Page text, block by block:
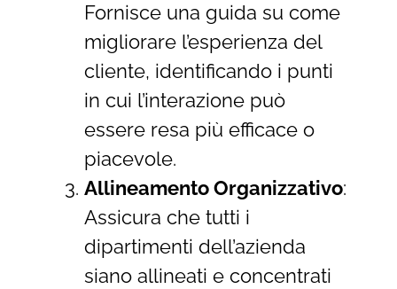
Fornisce una guida su come
migliorare l’esperienza del
cliente, identificando i punti
in cui l’interazione può
essere resa più efficace o
piacevole.
Allineamento Organizzativo:
Assicura che tutti i
dipartimenti dell’azienda
siano allineati e concentrati